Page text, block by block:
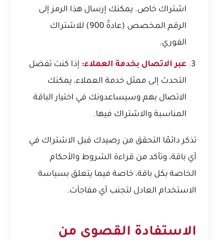
اشتراك خاص. يمكنك إرسال هذا الرمز إلى
الرقم المخصص (عادةً 900) للاشتراك
الفوري.
عبر الاتصال بخدمة العملاء: إذا كنت تفضل
التحدث إلى ممثل خدمة العملاء، يمكنك
الاتصال بهم وسيساعدونك في اختيار الباقة
المناسبة والاشتراك فيها.
تذكر دائمًا التحقق من رصيدك قبل الاشتراك في
أي باقة، وتأكد من قراءة الشروط والأحكام
الخاصة بكل باقة، خاصة فيما يتعلق بسياسة
الاستخدام العادل لتجنب أي مفاجآت.
الاستفادة القصوى من